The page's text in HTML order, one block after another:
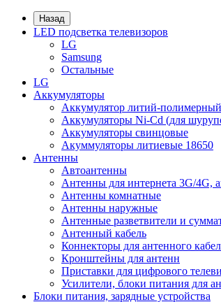
Назад
LED подсветка телевизоров
LG
Samsung
Остальные
LG
Аккумуляторы
Аккумулятор литий-полимерный
Аккумуляторы Ni-Cd (для
Аккумуляторы свинцовые
Акуммуляторы литиевые 18650
Антенны
Автоантенны
Антенны для интернета 3G/4G,
Антенны комнатные
Антенны наружные
Антенные разветвители и
Антенный кабель
Коннекторы для антенного
Кронштейны для антенн
Приставки для цифрового
Усилители, блоки питания для
Блоки питания, зарядные устройства